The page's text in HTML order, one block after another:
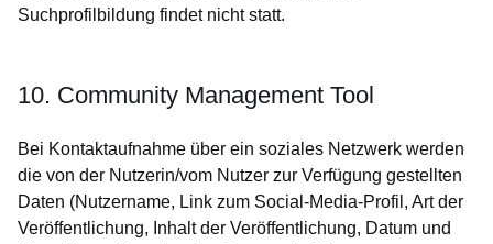
Suchprofilbildung findet nicht statt.
10. Community Management Tool
Bei Kontaktaufnahme über ein soziales Netzwerk werden
die von der Nutzerin/vom Nutzer zur Verfügung gestellten
Daten (Nutzername, Link zum Social-Media-Profil, Art der
Veröffentlichung, Inhalt der Veröffentlichung, Datum und